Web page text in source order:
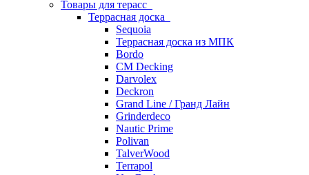
Товары для терасс
Террасная доска
Sequoia
Террасная доска из МПК
Bordo
CM Decking
Darvolex
Deckron
Grand Line / Гранд Лайн
Grinderdeco
Nautic Prime
Polivan
TalverWood
Terrapol